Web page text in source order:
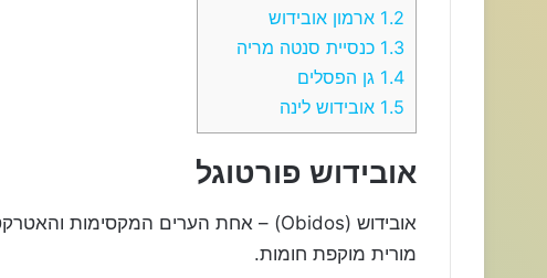
1.2 ארמון אובידוש
1.3 כנסיית סנטה מריה
1.4 גן הפסלים
1.5 אובידוש לינה
אובידוש פורטוגל
מורית מוקפת חומות.